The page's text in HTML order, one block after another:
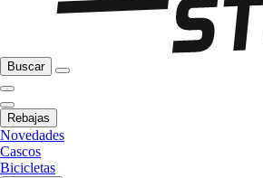
Buscar
Rebajas
Novedades
Cascos
Bicicletas